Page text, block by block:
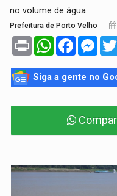
no volume de água
Prefeitura de Porto Velho
Print WhatsAppFacebook
Siga a gente no